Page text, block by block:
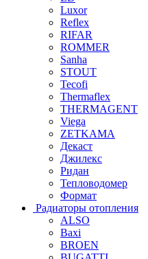
Luxor
Reflex
RIFAR
ROMMER
Sanha
STOUT
Tecofi
Thermaflex
THERMAGENT
Viega
ZETKAMA
Декаст
Джилекс
Ридан
Тепловодомер
Формат
Радиаторы отопления
ALSO
Baxi
BROEN